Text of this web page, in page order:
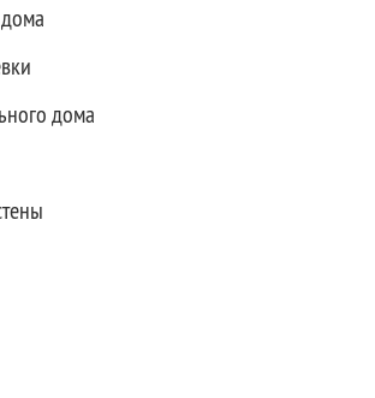
дома